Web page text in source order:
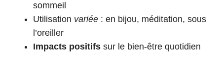
sommeil
Utilisation variée : en bijou, méditation, sous
l’oreiller
Impacts positifs sur le bien-être quotidien